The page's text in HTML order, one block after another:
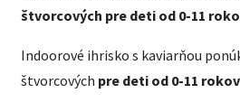
štvorcových pre deti od 0-11
Indoorové ihrisko s kaviarňou
štvorcových pre deti od 0-11 rokov